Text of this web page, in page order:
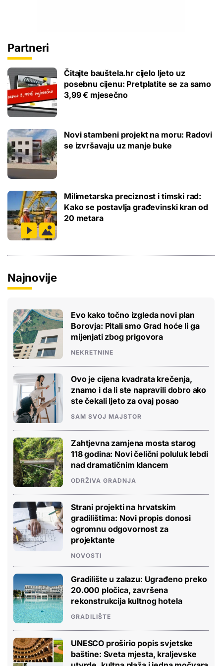
Partneri
Čitajte bauštela.hr cijelo ljeto uz
posebnu cijenu: Pretplatite se za samo
3,99 € mjesečno
Novi stambeni projekt na moru: Radovi
se izvršavaju uz manje buke
Milimetarska preciznost i timski rad:
Kako se postavlja građevinski kran od
20 metara
Najnovije
Evo kako točno izgleda novi plan
Borovja: Pitali smo Grad hoće li ga
mijenjati zbog prigovora
NEKRETNINE
Ovo je cijena kvadrata krečenja,
znamo i da li ste napravili dobro ako
ste čekali ljeto za ovaj posao
SAM SVOJ MAJSTOR
Zahtjevna zamjena mosta starog
118 godina: Novi čelični poluluk lebdi
nad dramatičnim klancem
ODRŽIVA GRADNJA
Strani projekti na hrvatskim
gradilištima: Novi propis donosi
ogromnu odgovornost za
projektante
NOVOSTI
Gradilište u zalazu: Ugrađeno preko
20.000 pločica, završena
rekonstrukcija kultnog hotela
GRADILIŠTE
UNESCO proširio popis svjetske
baštine: Sveta mjesta, kraljevske